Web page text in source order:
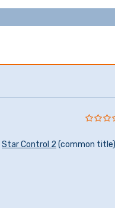
Star Control 2 (common title)